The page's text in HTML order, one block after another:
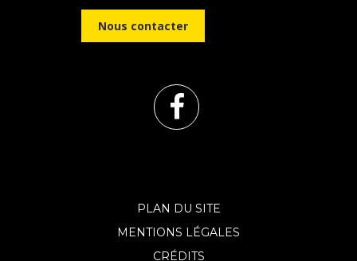
Nous contacter
Lien
le
compte
PLAN DU SITE
MENTIONS LÉGALES
CRÉDITS